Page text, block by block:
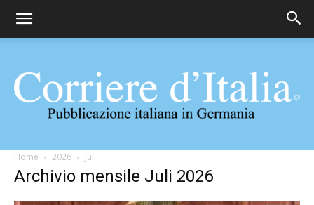
Corriere
Home 2026 Juli
Archivio mensile Juli 2026